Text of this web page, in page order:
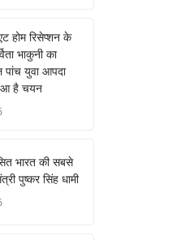
n
होम रिसेप्शन के
भाकुनी का
युवा आपदा
है चयन
भारत की सबसे
पुष्कर सिंह धामी